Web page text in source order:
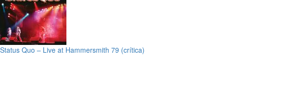
Status Quo – Live at Hammersmith 79 (crítica)